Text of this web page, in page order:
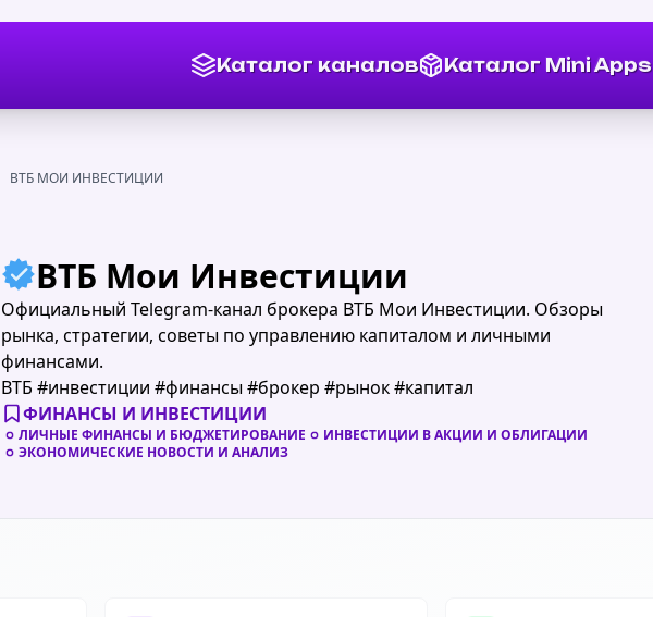
Каталог каналов Каталог Mini Apps
ВТБ МОИ ИНВЕСТИЦИИ
ВТБ Мои Инвестиции
Официальный Telegram-канал брокера ВТБ Мои Инвестиции. Обзоры
рынка, стратегии, советы по управлению капиталом и личными
финансами.
ВТБ #инвестиции #финансы #брокер #рынок #капитал
ФИНАНСЫ И ИНВЕСТИЦИИ
ЛИЧНЫЕ ФИНАНСЫ И БЮДЖЕТИРОВАНИЕ
ИНВЕСТИЦИИ В АКЦИИ И ОБЛИГАЦИИ
ЭКОНОМИЧЕСКИЕ НОВОСТИ И АНАЛИЗ